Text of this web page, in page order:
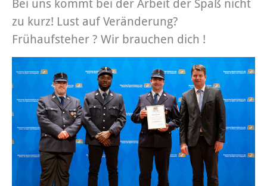
Bei uns kommt bei der Arbeit der Spaß nicht
zu kurz! Lust auf Veränderung?
Frühaufsteher ? Wir brauchen dich !